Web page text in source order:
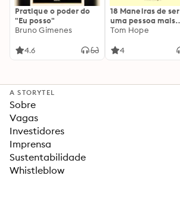
Pratique o poder do
"Eu posso"
Bruno Gimenes
4.6
18 Maneiras de ser
uma pessoa mais
interessante
Tom Hope
4
A STORYTEL
Sobre
Vagas
Investidores
Imprensa
Sustentabilidade
Whistleblow